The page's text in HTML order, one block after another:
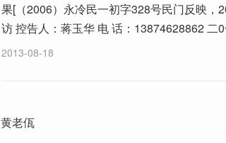
果[（2006）永冷民一初字328号民门反映，
访 控告人：蒋玉华 电 话：13874628862 二
2013-08-18
黄老佤